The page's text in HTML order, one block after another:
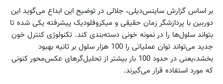
بر اساس گزارش ساینس‌دیلی،‌ جلالی در توضیح این ابداع می‌گوید این
دوربین با پردازشگر‌ زمان حقیقی و میکروفلودیک پیشرفته یکی شده تا
بتواند سلول‌ها را در نمونه خونی دسته‌بندی کند. تکنولوژی کنترل خون
جدید می‌تواند توان عملیاتی را 100 هزار سلول بر ثانیه بهبود
بخشد،‌یعنی در حدود 100 بار بیشتر از تحلیل‌گر‌های عکس‌محور کنونی
که مورد استفاده قرار می‌گیرند.